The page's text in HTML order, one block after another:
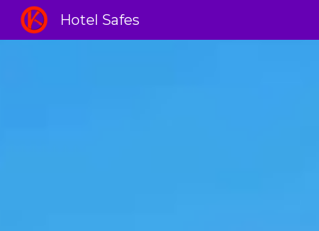
Hotel Safes